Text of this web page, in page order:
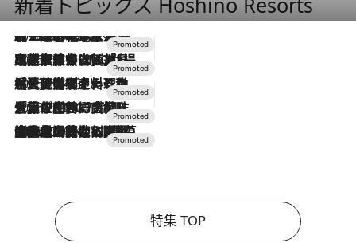
2026.8.7
【トンボの足水浴】ヒノキの香りに包まれて涼感マックス！約13℃の湧水かけ流しを避暑地「星野温泉 トンボの湯」で体験
2026.7.31
【ホテル帰省】という選択肢をOMOが提案。家族とほどよい距離を保つには「昼は実家、夜は気兼ねなくホテルで！」
2026.7.24
【夏限定ディナーコース】旬を迎える稚鮎や花ズッキーニなどをイタリア・トスカーナの郷土料理の手法で満喫！
2026.7.17
「土佐和ハーブかき氷」がOMO7高知に登場！生姜、山椒、大葉など目にも舌にも涼を呼ぶ郷土の味
2026.7.10
NEW OPEN！【界 草津】名湯の地に誕生。趣の異なる2種の温泉と上州ならではの会席・蕎麦割烹など美食を味わう究極の癒やし旅
特集 TOP